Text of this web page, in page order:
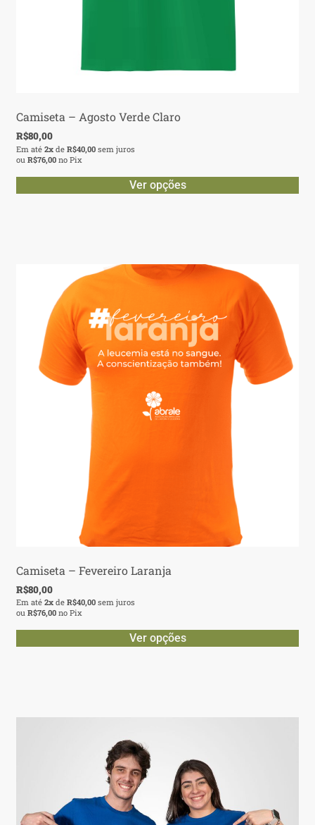
Camiseta – Agosto Verde Claro
R$80,00
Em até2x deR$40,00 sem juros
ouR$76,00 no Pix
Ver opções
Camiseta – Fevereiro Laranja
R$80,00
Em até2x deR$40,00 sem juros
ouR$76,00 no Pix
Ver opções